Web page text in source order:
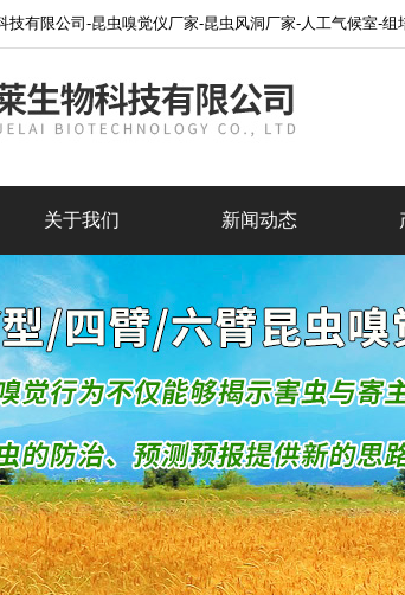
觉仪厂家-昆虫风洞厂家-人工气候室-组培室-超纯水机-实验室污水处理设备-超声波细胞破碎仪-制冷设
关于我们 新闻动态